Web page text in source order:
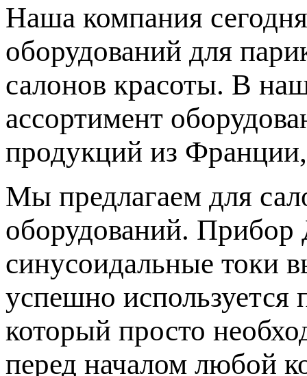
Наша компания
оборудований для
салонов красоты. В
ассортимент
продукций из
Мы предлагаем для
оборудований. Прибор
синусоидальные токи
успешно используется
который просто
перед началом любой